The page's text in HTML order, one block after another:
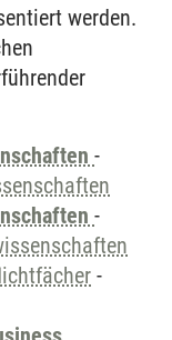
werden.
-
-
-